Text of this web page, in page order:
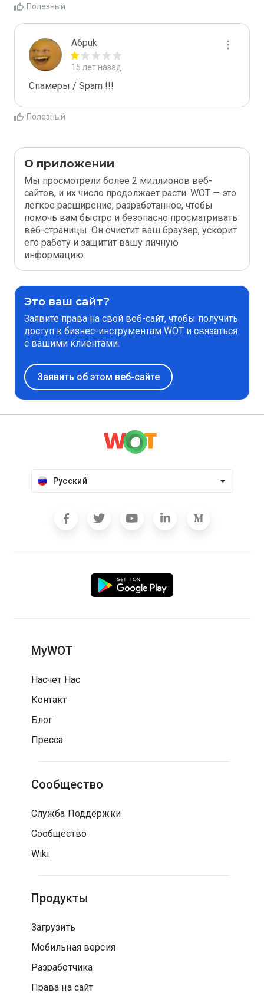
Полезный
A6puk
15 лет назад
Спамеры / Spam !!!
Полезный
О приложении
Мы просмотрели более 2 миллионов веб-
сайтов, и их число продолжает расти. WOT — это
легкое расширение, разработанное, чтобы
помочь вам быстро и безопасно просматривать
веб-страницы. Он очистит ваш браузер, ускорит
его работу и защитит вашу личную
информацию.
Это ваш сайт?
Заявите права на свой веб-сайт, чтобы получить
доступ к бизнес-инструментам WOT и связаться
с вашими клиентами.
Заявить об этом веб-сайте
Русский
MyWOT
Насчет Нас
Контакт
Блог
Пресса
Сообщество
Служба Поддержки
Сообщество
Wiki
Продукты
Загрузить
Мобильная версия
Разработчика
Права на сайт